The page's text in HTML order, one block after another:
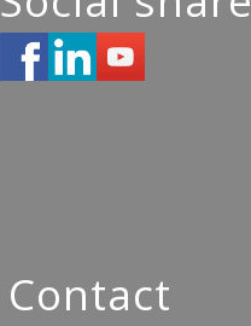
Contact